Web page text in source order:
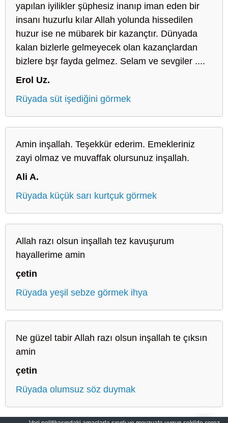
yapılan iyilikler şüphesiz inanıp iman eden bir
insanı huzurlu kılar Allah yolunda hissedilen
huzur ise ne mübarek bir kazançtır. Dünyada
kalan bizlerle gelmeyecek olan kazançlardan
bizlere bşr fayda gelmez. Selam ve sevgiler ....
Erol Uz.
Rüyada süt işediğini görmek
Amin inşallah. Teşekkür ederim. Emekleriniz
zayi olmaz ve muvaffak olursunuz inşallah.
Ali A.
Rüyada küçük sarı kurtçuk görmek
Allah razı olsun inşallah tez kavuşurum
hayallerime amin
çetin
Rüyada yeşil sebze görmek ihya
Ne güzel tabir Allah razı olsun inşallah te çıksın
amin
çetin
Rüyada olumsuz söz duymak